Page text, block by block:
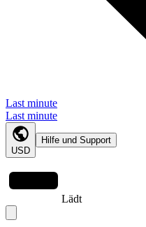
Last minute
Last minute
USD
Hilfe und Support
Lädt